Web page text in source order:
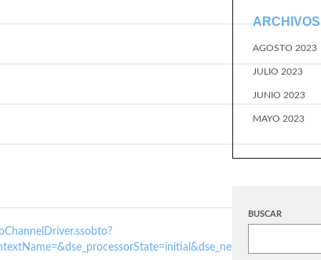
ARCHIVOS
AGOSTO 2023
JULIO 2023
JUNIO 2023
MAYO 2023
BUSCAR